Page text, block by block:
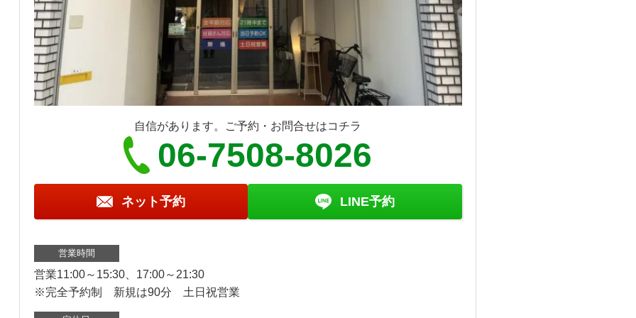
自信があります。ご予約・お問合せはコチラ
06-7508-8026
ネット予約 LINE予約
営業時間
営業11:00～15:30、17:00～21:30
※完全予約制 新規は90分 土日祝営業